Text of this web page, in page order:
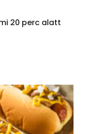
20 perc alatt